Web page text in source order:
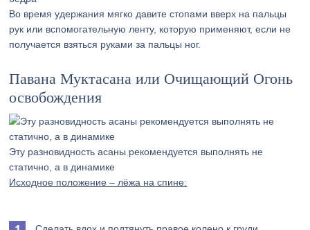
Во время удержания мягко давите стопами вверх на пальцы
рук или вспомогательную ленту, которую применяют, если не
получается взяться руками за пальцы ног.
Павана Муктасана или Очищающий Огонь
освобождения
Эту разновидность асаны рекомендуется выполнять не
статично, а в динамике
Исходное положение – лёжа на спине: